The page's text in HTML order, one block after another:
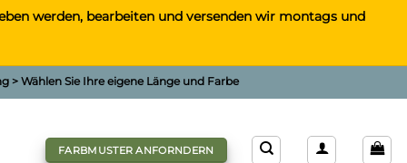
werden, bearbeiten und versenden wir montags und
> Wählen Sie Ihre eigene Länge und Farbe
FARBMUSTER ANFORNDERN